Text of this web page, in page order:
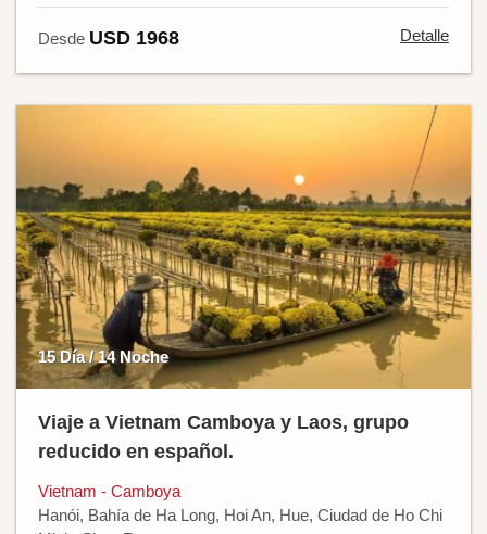
Desde USD 1968 Detalle
15 Día / 14 Noche
Viaje a Vietnam Camboya y Laos, grupo
reducido en español.
Vietnam - Camboya
Hanói, Bahía de Ha Long, Hoi An, Hue, Ciudad de Ho Chi